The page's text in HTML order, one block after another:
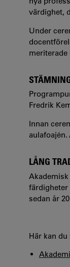
värdighet,
Under
meriterade
Fredrik
Innan
LÅNG
färdigheter
sedan år
Här kan